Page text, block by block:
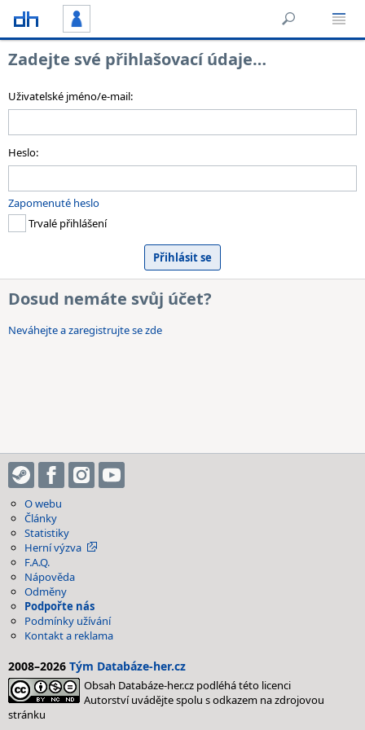
Zadejte své přihlašovací údaje…
Uživatelské jméno/e-mail:
Heslo:
Zapomenuté heslo
Trvalé přihlášení
Dosud nemáte svůj účet?
Neváhejte a zaregistrujte se zde
O webu
Články
Statistiky
Herní výzva
F.A.Q.
Nápověda
Odměny
Podpořte nás
Podmínky užívání
Kontakt a reklama
2008–2026 Tým Databáze-her.cz
Obsah Databáze-her.cz podléhá této licenci
Autorství uvádějte spolu s odkazem na zdrojovou
stránku